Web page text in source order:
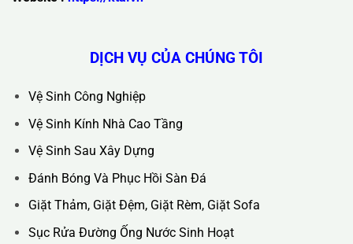
Trụ Sở Chính :
36C Ngõ 89 Lê Đức Thọ - Phường Từ Liêm -
Hotline : 0388.444.445